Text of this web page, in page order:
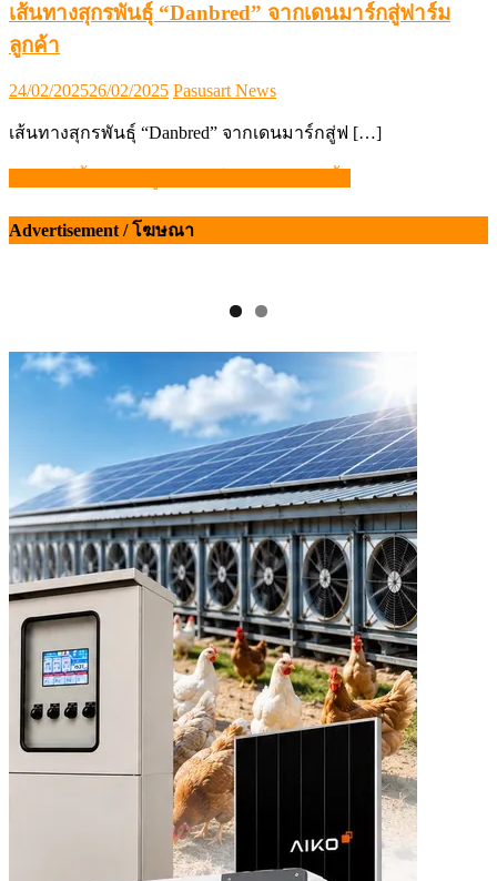
เส้นทางสุกรพันธุ์ “Danbred” จากเดนมาร์กสู่ฟาร์ม
ลูกค้า
Posted
24/02/202526/02/2025 Author
Pasusart News
เส้นทางสุกรพันธุ์ “Danbred” จากเดนมาร์กสู่ฟ […]
แนะแนว
เรื่อง
Advertisement / โฆษณา